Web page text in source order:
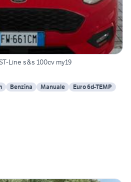
Line s&s 100cv my19
Benzina Manuale Euro 6d-TEMP